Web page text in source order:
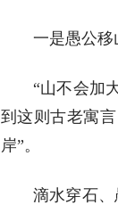
一是愚公移
“山不会加
到这则古老寓
岸”。
滴水穿石